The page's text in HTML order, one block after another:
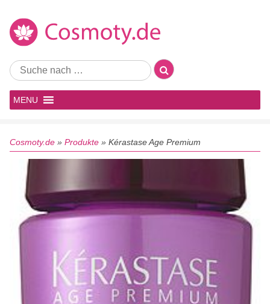
MENU
Cosmoty.de » Produkte » Kérastase Age Premium